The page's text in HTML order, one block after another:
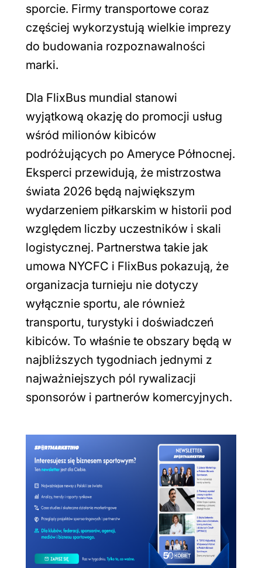
sporcie. Firmy transportowe coraz
częściej wykorzystują wielkie imprezy
do budowania rozpoznawalności
marki.
Dla FlixBus mundial stanowi
wyjątkową okazję do promocji usług
wśród milionów kibiców
podróżujących po Ameryce Północnej.
Eksperci przewidują, że mistrzostwa
świata 2026 będą największym
wydarzeniem piłkarskim w historii pod
względem liczby uczestników i skali
logistycznej. Partnerstwa takie jak
umowa NYCFC i FlixBus pokazują, że
organizacja turnieju nie dotyczy
wyłącznie sportu, ale również
transportu, turystyki i doświadczeń
kibiców. To właśnie te obszary będą w
najbliższych tygodniach jednymi z
najważniejszych pól rywalizacji
sponsorów i partnerów komercyjnych.